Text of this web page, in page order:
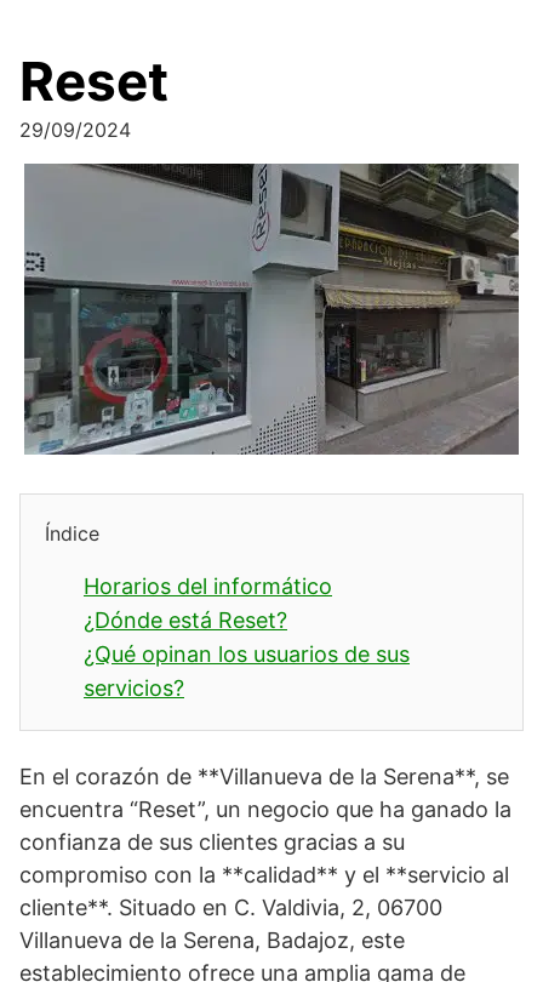
Reset
29/09/2024
Índice
Horarios del informático
¿Dónde está Reset?
¿Qué opinan los usuarios de sus
servicios?
En el corazón de **Villanueva de la Serena**, se
encuentra “Reset”, un negocio que ha ganado la
confianza de sus clientes gracias a su
compromiso con la **calidad** y el **servicio al
cliente**. Situado en C. Valdivia, 2, 06700
Villanueva de la Serena, Badajoz, este
establecimiento ofrece una amplia gama de